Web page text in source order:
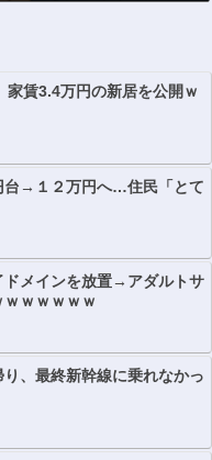
家賃3.4万円の新居を公開ｗ
台→１２万円へ…住民「とて
ドメインを放置→アダルトサ
ｗｗｗｗｗ
り、最終新幹線に乗れなかっ